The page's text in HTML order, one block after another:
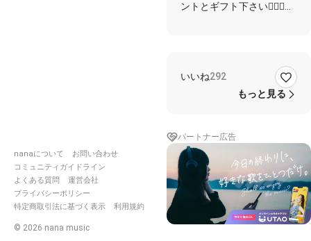
nanaについて
お問い合わせ
コミュニティガイドライン
よくある質問
運営会社
プライバシーポリシー
特定商取引法に基づく表示
利用規約
© 2026 nana music
ンビエ
ントとギフト下さい🙇🏻‍♂️
music.com/sounds/
この曲にしました🎶
サビからのクオリティが低
く申し訳ありません🙇🏻‍♂️
イヤホン推奨です…少しか
マシに聴こえるかもw
さて、ONEPIECE、話題で
いいね292
もっと見る
パートナー広告